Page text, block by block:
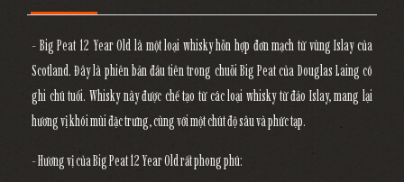
- Big Peat 12 Year Old là một loại whisky hỗn hợp đơn mạch từ vùng Islay của
Scotland. Đây là phiên bản đầu tiên trong chuỗi Big Peat của Douglas Laing có
ghi chú tuổi. Whisky này được chế tạo từ các loại whisky từ đảo Islay, mang lại
hương vị khói mùi đặc trưng, cùng với một chút độ sâu và phức tạp.
- Hương vị của Big Peat 12 Year Old rất phong phú: